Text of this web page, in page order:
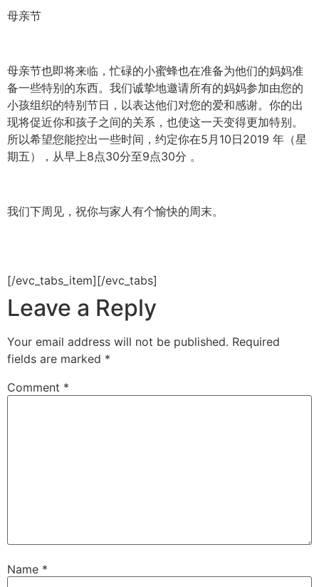
母亲节
母亲节也即将来临，忙碌的小蜜蜂也在准备为他们的妈妈准
备一些特别的东西。我们诚挚地邀请所有的妈妈参加由您的
小孩组织的特别节日，以表达他们对您的爱和感谢。你的出
现将促近你和孩子之间的关系，也使这一天变得更加特别。
所以希望您能控出一些时间，约定你在5月10日2019 年（星
期五），从早上8点30分至9点30分 。
我们下周见，祝你与家人有个愉快的周末。
[/evc_tabs_item][/evc_tabs]
Leave a Reply
Your email address will not be published. Required
fields are marked *
Comment *
Name *